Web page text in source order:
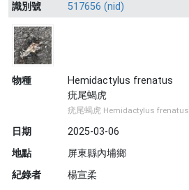
識別號
517656 (nid)
物種
Hemidactylus frenatus
疣尾蝎虎
疣尾蝎虎 Hemidactylus frenatus
日期
2025-03-06
地點
屏東縣內埔鄉
紀錄者
楊宣柔